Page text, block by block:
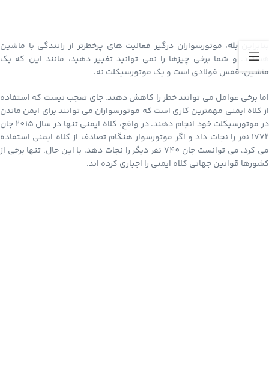
بله، موتورسواران درگیر فعالیت های پرخطرتر از رانندگی با ماشین
هستند. و شما برخی چیزها را نمی توانید تغییر دهید، مانند این که یک
ماشین، قفس فولادی است و یک موتورسیکلت نه.
اما برخی عوامل می توانند خطر را کاهش دهند. جای تعجب نیست که استفاده
از کلاه ایمنی مهمترین کاری است که موتورسواران می توانند برای ایمن ماندن
در موتورسیکلت خود انجام دهند. در واقع، کلاه ایمنی تنها در سال 2015 جان
1772 نفر را نجات داد و اگر موتورسوار هنگام تصادف از کلاه ایمنی استفاده
می کرد، می توانست جان 740 نفر دیگر را نجات دهد. با این حال، تنها برخی از
کشورها قوانین جهانی کلاه ایمنی را اجباری کرده اند.